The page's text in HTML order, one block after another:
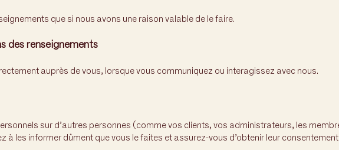
que si nous avons une raison valable de le faire.
des renseignements
auprès de vous, lorsque vous communiquez ou interagissez avec nous.
sur d’autres personnes (comme vos clients, vos administrateurs, les
à les informer dûment que vous le faites et assurez-vous d’obtenir leur